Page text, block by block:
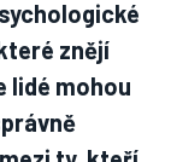
znějí
lidé mohou